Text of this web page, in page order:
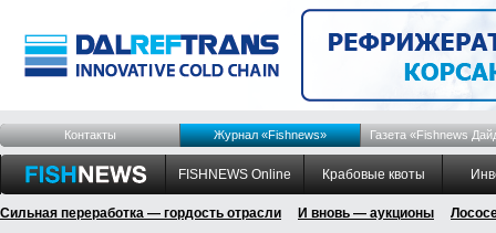
Контакты Журнал «Fishnews» Газета «Fishnews
FISHNEWS Online Крабовые квоты
Сильная переработка — гордость отрасли И вновь — аукционы